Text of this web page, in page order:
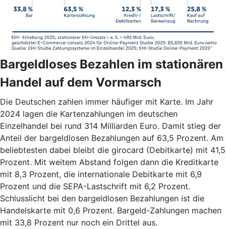
Bargeldloses Bezahlen im stationären
Handel auf dem Vormarsch
Die Deutschen zahlen immer häufiger mit Karte. Im Jahr
2024 lagen die Kartenzahlungen im deutschen
Einzelhandel bei rund 314 Milliarden Euro. Damit stieg der
Anteil der bargeldlosen Bezahlungen auf 63,5 Prozent. Am
beliebtesten dabei bleibt die girocard (Debitkarte) mit 41,5
Prozent. Mit weitem Abstand folgen dann die Kreditkarte
mit 8,3 Prozent, die internationale Debitkarte mit 6,9
Prozent und die SEPA-Lastschrift mit 6,2 Prozent.
Schlusslicht bei den bargeldlosen Bezahlungen ist die
Handelskarte mit 0,6 Prozent. Bargeld-Zahlungen machen
mit 33,8 Prozent nur noch ein Drittel aus.